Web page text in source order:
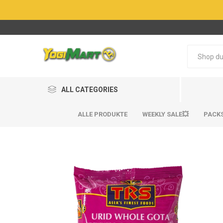
ALL CATEGORIES
ALLE PRODUKTE WEEKLY SALE💥